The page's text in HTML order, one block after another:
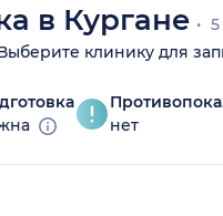
в Кургане
клинику для
нет